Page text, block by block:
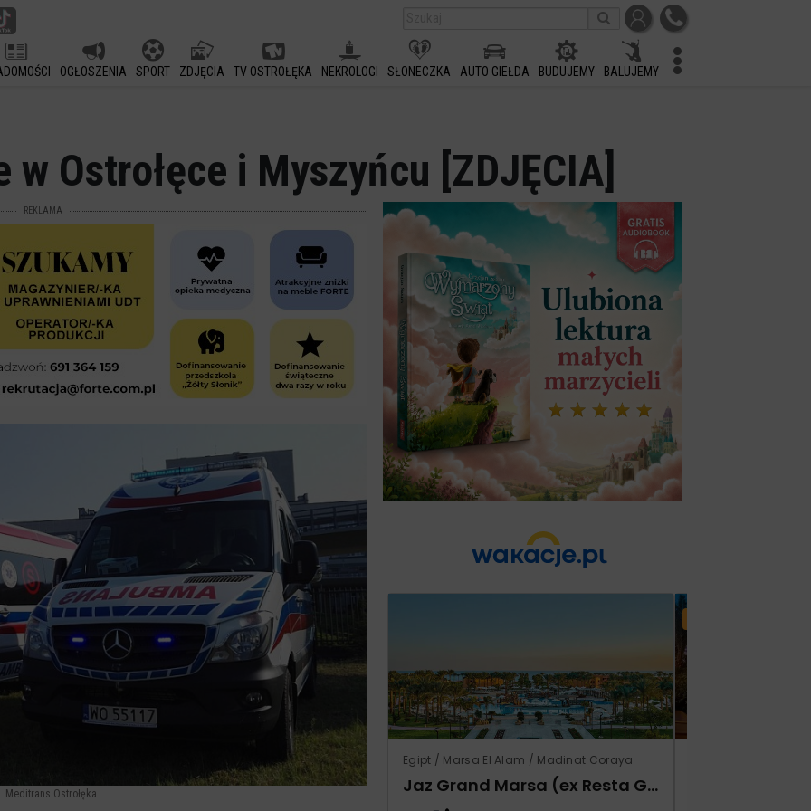
OGŁOSZENIA SPORT ZDJĘCIA TV OSTROŁĘKA NEKROLOGI SŁONECZKA AUTO GIEŁDA BUDUJEMY BALUJEMY
w Ostrołęce i Myszyńcu [ZDJĘCIA]
REKLAMA
Meditrans Ostrołęka
Egipt / Marsa El Alam / Madinat Coraya
Jaz Grand Marsa (ex Resta Grand Resort)